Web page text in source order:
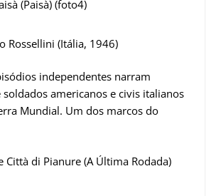
(Paisà) (foto4)
Rossellini (Itália, 1946)
independentes narram
americanos e civis italianos
Mundial. Um dos marcos do
Città di Pianure (A Última Rodada)